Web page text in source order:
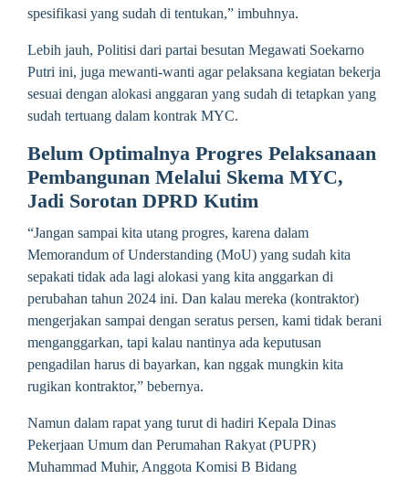
spesifikasi yang sudah di tentukan,” imbuhnya.
Lebih jauh, Politisi dari partai besutan Megawati Soekarno
Putri ini, juga mewanti-wanti agar pelaksana kegiatan bekerja
sesuai dengan alokasi anggaran yang sudah di tetapkan yang
sudah tertuang dalam kontrak MYC.
Belum Optimalnya Progres Pelaksanaan
Pembangunan Melalui Skema MYC,
Jadi Sorotan DPRD Kutim
“Jangan sampai kita utang progres, karena dalam
Memorandum of Understanding (MoU) yang sudah kita
sepakati tidak ada lagi alokasi yang kita anggarkan di
perubahan tahun 2024 ini. Dan kalau mereka (kontraktor)
mengerjakan sampai dengan seratus persen, kami tidak berani
menganggarkan, tapi kalau nantinya ada keputusan
pengadilan harus di bayarkan, kan nggak mungkin kita
rugikan kontraktor,” bebernya.
Namun dalam rapat yang turut di hadiri Kepala Dinas
Pekerjaan Umum dan Perumahan Rakyat (PUPR)
Muhammad Muhir, Anggota Komisi B Bidang